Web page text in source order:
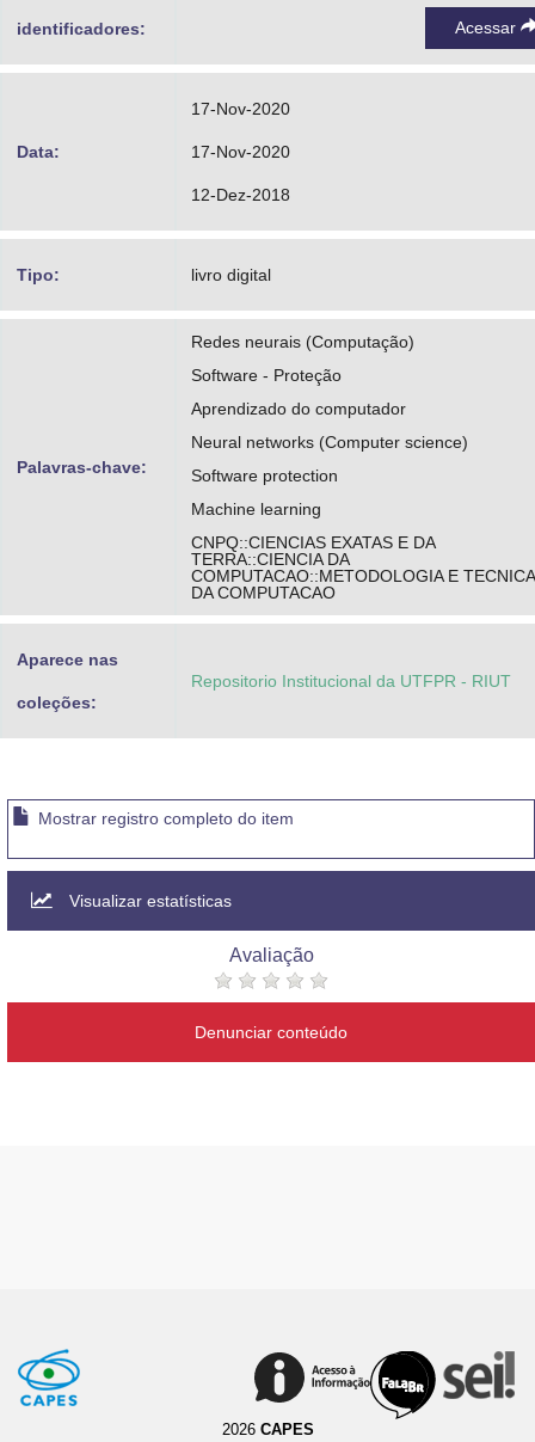
identificadores: Acessar
Data:
17-Nov-2020
17-Nov-2020
12-Dez-2018
Tipo: livro digital
Palavras-chave:
Redes neurais (Computação)
Software - Proteção
Aprendizado do computador
Neural networks (Computer science)
Software protection
Machine learning
CNPQ::CIENCIAS EXATAS E DA
TERRA::CIENCIA DA
COMPUTACAO::METODOLOGIA E
DA COMPUTACAO
Aparece nas
coleções:
Repositorio Institucional da UTFPR - RIUT
Mostrar registro completo do item
Visualizar estatísticas
Avaliação
Denunciar conteúdo
2026 CAPES